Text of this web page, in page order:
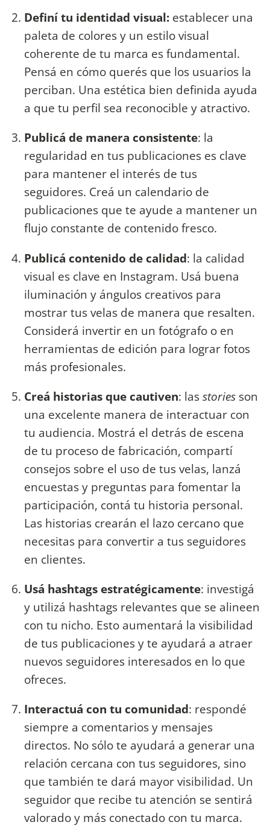
Definí tu identidad visual: establecer una
paleta de colores y un estilo visual
coherente de tu marca es fundamental.
Pensá en cómo querés que los usuarios la
perciban. Una estética bien definida ayuda
a que tu perfil sea reconocible y atractivo.
Publicá de manera consistente: la
regularidad en tus publicaciones es clave
para mantener el interés de tus
seguidores. Creá un calendario de
publicaciones que te ayude a mantener un
flujo constante de contenido fresco.
Publicá contenido de calidad: la calidad
visual es clave en Instagram. Usá buena
iluminación y ángulos creativos para
mostrar tus velas de manera que resalten.
Considerá invertir en un fotógrafo o en
herramientas de edición para lograr fotos
más profesionales.
Creá historias que cautiven: lasstories son
una excelente manera de interactuar con
tu audiencia. Mostrá el detrás de escena
de tu proceso de fabricación, compartí
consejos sobre el uso de tus velas, lanzá
encuestas y preguntas para fomentar la
participación, contá tu historia personal.
Las historias crearán el lazo cercano que
necesitas para convertir a tus seguidores
en clientes.
Usá hashtags estratégicamente: investigá
y utilizá hashtags relevantes que se alineen
con tu nicho. Esto aumentará la visibilidad
de tus publicaciones y te ayudará a atraer
nuevos seguidores interesados en lo que
ofreces.
Interactuá con tu comunidad: respondé
siempre a comentarios y mensajes
directos. No sólo te ayudará a generar una
relación cercana con tus seguidores, sino
que también te dará mayor visibilidad. Un
seguidor que recibe tu atención se sentirá
valorado y más conectado con tu marca.